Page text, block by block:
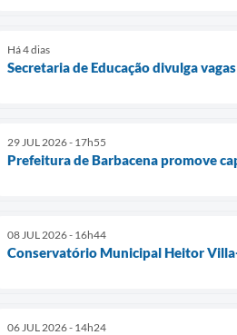
Há 4 dias
Secretaria de Educação divulga
29 JUL 2026 - 17h55
Prefeitura de Barbacena promove
08 JUL 2026 - 16h44
Conservatório Municipal Heitor
06 JUL 2026 - 14h24